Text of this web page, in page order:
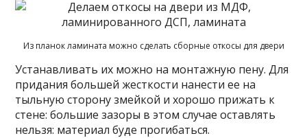
Из планок ламината можно сделать сборные откосы для двери
Устанавливать их можно на монтажную пену. Для
придания большей жесткости нанести ее на
тыльную сторону змейкой и хорошо прижать к
стене: большие зазоры в этом случае оставлять
нельзя: материал буде прогибаться.